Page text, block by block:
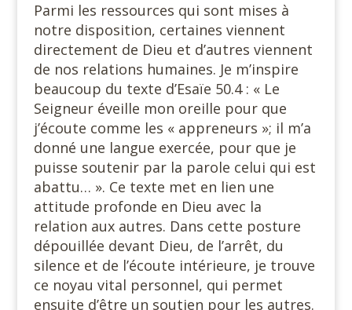
Parmi les ressources qui sont mises à
notre disposition, certaines viennent
directement de Dieu et d’autres viennent
de nos relations humaines. Je m’inspire
beaucoup du texte d’Esaïe 50.4 : « Le
Seigneur éveille mon oreille pour que
j’écoute comme les « appreneurs »; il m’a
donné une langue exercée, pour que je
puisse soutenir par la parole celui qui est
abattu… ». Ce texte met en lien une
attitude profonde en Dieu avec la
relation aux autres. Dans cette posture
dépouillée devant Dieu, de l’arrêt, du
silence et de l’écoute intérieure, je trouve
ce noyau vital personnel, qui permet
ensuite d’être un soutien pour les autres.